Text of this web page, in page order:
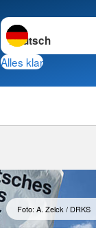
Sprache wechseln
Alles klar
Foto: A. Zelck / DRKS